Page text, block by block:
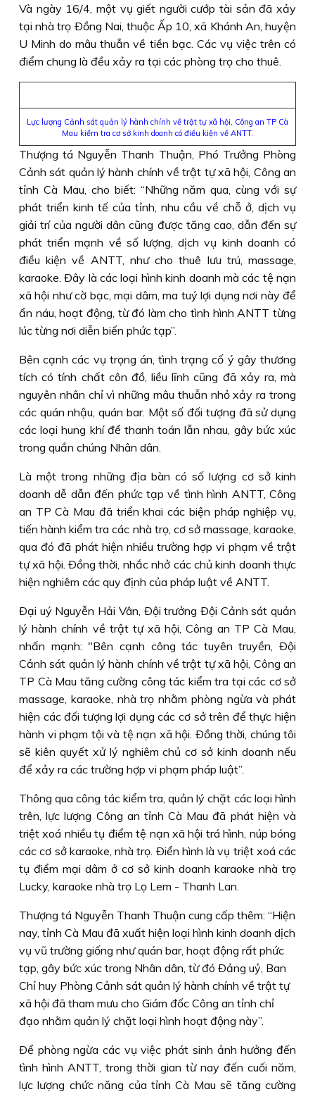
Và ngày 16/4, một vụ giết người cướp tài sản đã xảy
tại nhà trọ Ðồng Nai, thuộc Ấp 10, xã Khánh An, huyện
U Minh do mâu thuẫn về tiền bạc. Các vụ việc trên có
điểm chung là đều xảy ra tại các phòng trọ cho thuê.
Lực lượng Cảnh sát quản lý hành chính về trật tự xã hội, Công an TP Cà
Mau kiểm tra cơ sở kinh doanh có điều kiện về ANTT.
Thượng tá Nguyễn Thanh Thuận, Phó Trưởng Phòng
Cảnh sát quản lý hành chính về trật tự xã hội, Công an
tỉnh Cà Mau, cho biết: “Những năm qua, cùng với sự
phát triển kinh tế của tỉnh, nhu cầu về chỗ ở, dịch vụ
giải trí của người dân cũng được tăng cao, dẫn đến sự
phát triển mạnh về số lượng, dịch vụ kinh doanh có
điều kiện về ANTT, như cho thuê lưu trú, massage,
karaoke. Ðây là các loại hình kinh doanh mà các tệ nạn
xã hội như cờ bạc, mại dâm, ma tuý lợi dụng nơi này để
ẩn náu, hoạt động, từ đó làm cho tình hình ANTT từng
lúc từng nơi diễn biến phức tạp”.
Bên cạnh các vụ trọng án, tình trạng cố ý gây thương
tích có tính chất côn đồ, liều lĩnh cũng đã xảy ra, mà
nguyên nhân chỉ vì những mâu thuẫn nhỏ xảy ra trong
các quán nhậu, quán bar. Một số đối tượng đã sử dụng
các loại hung khí để thanh toán lẫn nhau, gây bức xúc
trong quần chúng Nhân dân.
Là một trong những địa bàn có số lượng cơ sở kinh
doanh dễ dẫn đến phức tạp về tình hình ANTT, Công
an TP Cà Mau đã triển khai các biện pháp nghiệp vụ,
tiến hành kiểm tra các nhà trọ, cơ sở massage, karaoke,
qua đó đã phát hiện nhiều trường hợp vi phạm về trật
tự xã hội. Ðồng thời, nhắc nhở các chủ kinh doanh thực
hiện nghiêm các quy định của pháp luật về ANTT.
Ðại uý Nguyễn Hải Vân, Ðội trưởng Ðội Cảnh sát quản
lý hành chính về trật tự xã hội, Công an TP Cà Mau,
nhấn mạnh: "Bên cạnh công tác tuyên truyền, Ðội
Cảnh sát quản lý hành chính về trật tự xã hội, Công an
TP Cà Mau tăng cường công tác kiểm tra tại các cơ sở
massage, karaoke, nhà trọ nhằm phòng ngừa và phát
hiện các đối tượng lợi dụng các cơ sở trên để thực hiện
hành vi phạm tội và tệ nạn xã hội. Ðồng thời, chúng tôi
sẽ kiên quyết xử lý nghiêm chủ cơ sở kinh doanh nếu
để xảy ra các trường hợp vi phạm pháp luật”.
Thông qua công tác kiểm tra, quản lý chặt các loại hình
trên, lực lượng Công an tỉnh Cà Mau đã phát hiện và
triệt xoá nhiều tụ điểm tệ nạn xã hội trá hình, núp bóng
các cơ sở karaoke, nhà trọ. Ðiển hình là vụ triệt xoá các
tụ điểm mại dâm ở cơ sở kinh doanh karaoke nhà trọ
Lucky, karaoke nhà trọ Lọ Lem - Thanh Lan.
Thượng tá Nguyễn Thanh Thuận cung cấp thêm: “Hiện
nay, tỉnh Cà Mau đã xuất hiện loại hình kinh doanh dịch
vụ vũ trường giống như quán bar, hoạt động rất phức
tạp, gây bức xúc trong Nhân dân, từ đó Ðảng uỷ, Ban
Chỉ huy Phòng Cảnh sát quản lý hành chính về trật tự
xã hội đã tham mưu cho Giám đốc Công an tỉnh chỉ
đạo nhằm quản lý chặt loại hình hoạt động này”.
Ðể phòng ngừa các vụ việc phát sinh ảnh hưởng đến
tình hình ANTT, trong thời gian từ nay đến cuối năm,
lực lượng chức năng của tỉnh Cà Mau sẽ tăng cường